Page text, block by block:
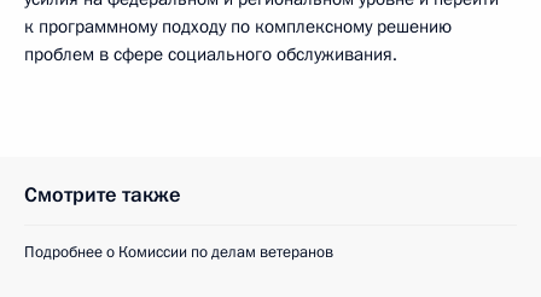
к программному подходу по комплексному решению
проблем в сфере социального обслуживания.
Смотрите также
Подробнее о Комиссии по делам ветеранов